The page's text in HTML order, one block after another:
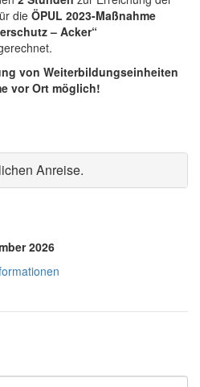
die ÖPUL 2023-Maßnahme
– Acker“
von Weiterbildungseinheiten
vor Ort möglich!
Anreise.
2026